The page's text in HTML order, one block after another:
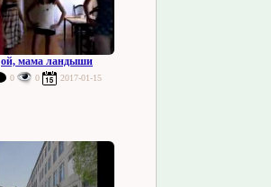
ой, мама ландыши
0 0 2017-01-15